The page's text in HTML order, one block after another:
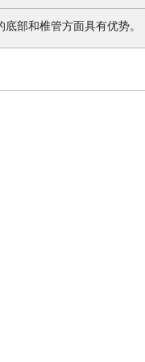
部和椎管方面具有优势。